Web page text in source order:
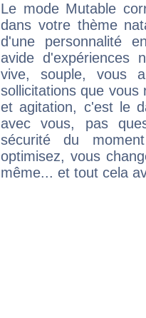
Le mode Mutable
dans votre thème
d'une personnalité
avide d'expériences
vive, souple, vous
sollicitations que vous
et agitation, c'est le
avec vous, pas
sécurité du
optimisez, vous
même... et tout cela